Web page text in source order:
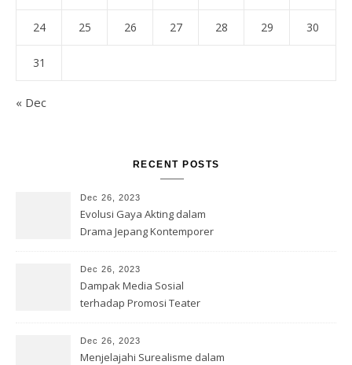
24 25 26 27 28 29 30
31
« Dec
RECENT POSTS
Dec 26, 2023
Evolusi Gaya Akting dalam
Drama Jepang Kontemporer
Dec 26, 2023
Dampak Media Sosial
terhadap Promosi Teater
Dec 26, 2023
Menjelajahi Surealisme dalam